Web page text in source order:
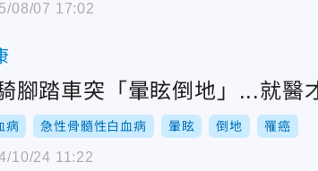
08/07 17:02
腳踏車突「暈眩倒地」...就醫
病 急性骨髓性白血病 暈眩 倒地 罹癌
10/24 11:22